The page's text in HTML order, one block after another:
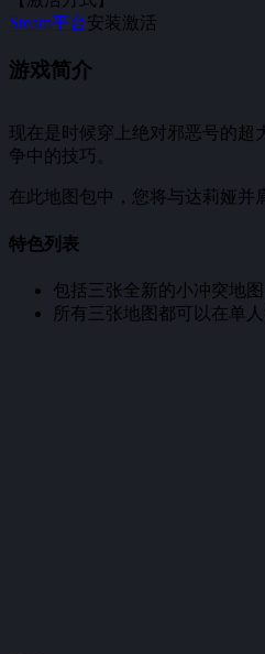
Steam平台安装激活
游戏简介
现在是时候穿上绝对邪恶号的超
争中的技巧。
在此地图包中，您将与达莉娅并
特色列表
包括三张全新的小冲突地
所有三张地图都可以在单